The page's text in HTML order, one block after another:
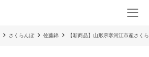
さくらんぼ 佐藤錦 【新商品】山形県寒河江市産さく